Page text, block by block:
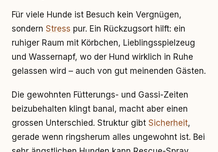
Für viele Hunde ist Besuch kein Vergnügen,
sondern Stress pur. Ein Rückzugsort hilft: ein
ruhiger Raum mit Körbchen, Lieblingsspielzeug
und Wassernapf, wo der Hund wirklich in Ruhe
gelassen wird – auch von gut meinenden Gästen.
Die gewohnten Fütterungs- und Gassi-Zeiten
beizubehalten klingt banal, macht aber einen
grossen Unterschied. Struktur gibt Sicherheit,
gerade wenn ringsherum alles ungewohnt ist. Bei